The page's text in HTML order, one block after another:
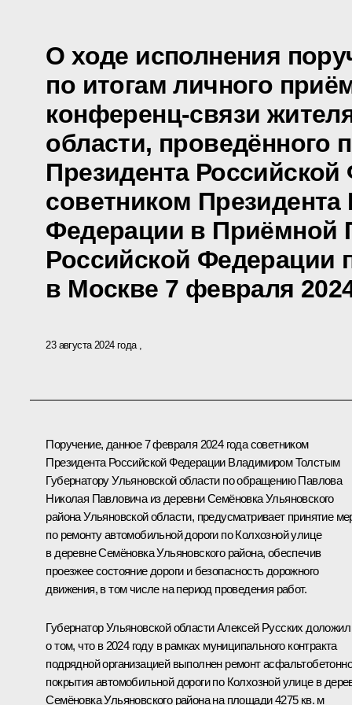
О ходе исполнения
по итогам личного
конференц-связи
области, проведённого
Президента
советником Президента
Федерации в Приёмной
Российской Федерации
в Москве 7 февраля
23 августа 2024 года
Поручение, данное 7 февраля 2024 года советником
Президента Российской Федерации Владимиром Толстым
Губернатору Ульяновской области по обращению Павлова
Николая Павловича из деревни Семёновка Ульяновского
района Ульяновской области, предусматривает принятие
по ремонту автомобильной дороги по Колхозной улице
в деревне Семёновка Ульяновского района, обеспечив
проезжее состояние дороги и безопасность дорожного
движения, в том числе на период проведения работ.
Губернатор Ульяновской области Алексей Русских доложил
о том, что в 2024 году в рамках муниципального контракта
подрядной организацией выполнен ремонт
покрытия автомобильной дороги по Колхозной улице в
Семёновка Ульяновского района на площади 4275 кв. м